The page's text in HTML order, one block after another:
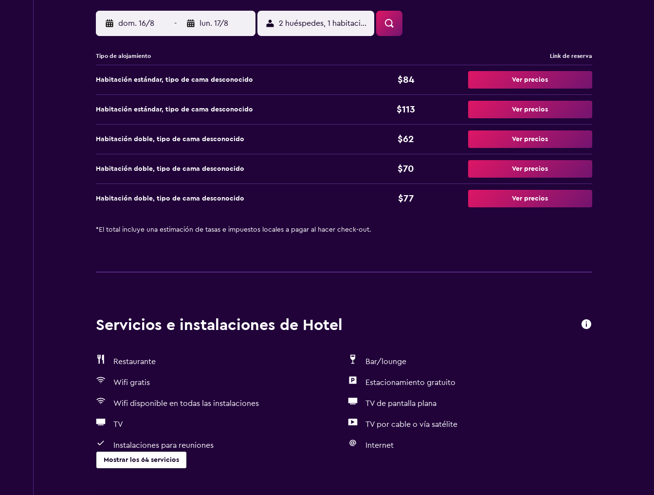
dom. 16/8 - lun. 17/8 2 huéspedes, 1 habitación
Tipo de alojamiento Link de reserva
Habitación estándar, tipo de cama desconocido $84 Ver precios
Habitación estándar, tipo de cama desconocido $113 Ver precios
Habitación doble, tipo de cama desconocido $62 Ver precios
Habitación doble, tipo de cama desconocido $70 Ver precios
Habitación doble, tipo de cama desconocido $77 Ver precios
* El total incluye una estimación de tasas e impuestos locales a pagar al hacer check-out.
Servicios e instalaciones de Hotel
Restaurante Bar/lounge
Wifi gratis Estacionamiento gratuito
Wifi disponible en todas las instalaciones TV de pantalla plana
TV TV por cable o vía satélite
Instalaciones para reuniones Internet
Mostrar los 64 servicios